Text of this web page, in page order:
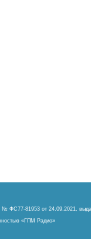
ФС77-81953 от 24.09.2021,
«ГПМ Радио»